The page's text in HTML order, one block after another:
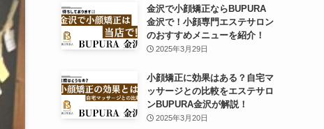
金沢で小顔矯正ならBUPURA
金沢で！小顔専門エステサロン
のおすすめメニューを紹介！
2025年3月29日
小顔矯正に効果はある？自宅マ
ッサージとの比較をエステサロ
ンBUPURA金沢が解説！
2025年3月20日